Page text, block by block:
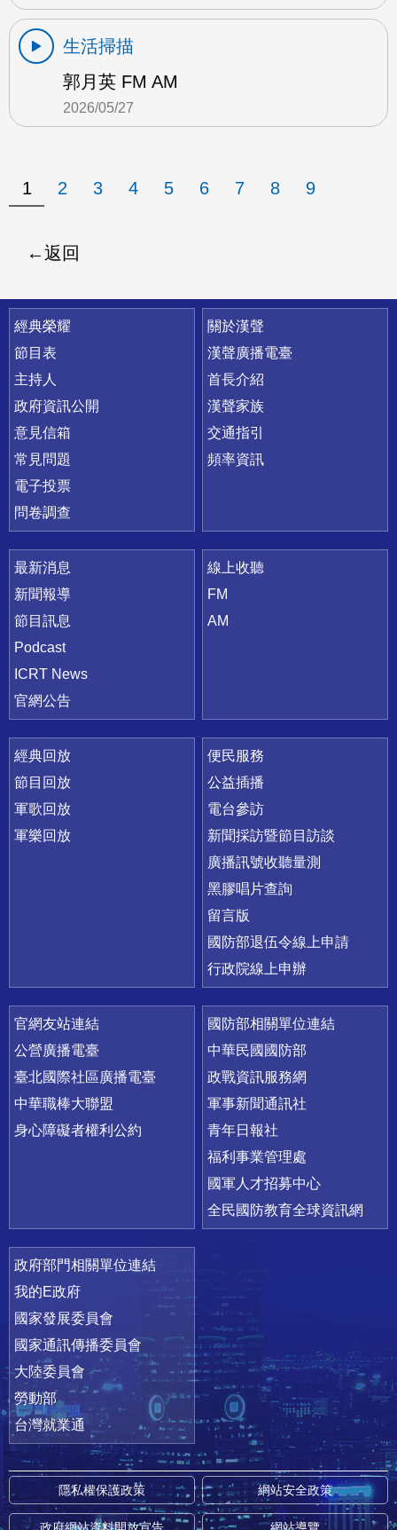
生活掃描
郭月英 FM AM
2026/05/27
1 2 3 4 5 6 7 8 9
返回
快速連結
經典榮耀
節目表
主持人
政府資訊公開
意見信箱
常見問題
電子投票
問卷調查
關於漢聲
漢聲廣播電臺
首長介紹
漢聲家族
交通指引
頻率資訊
最新消息
新聞報導
節目訊息
Podcast
ICRT News
官網公告
線上收聽
FM
AM
經典回放
節目回放
軍歌回放
軍樂回放
便民服務
公益插播
電台參訪
新聞採訪暨節目訪談
廣播訊號收聽量測
黑膠唱片查詢
留言版
國防部退伍令線上申請
行政院線上申辦
官網友站連結
公營廣播電臺
臺北國際社區廣播電臺
中華職棒大聯盟
身心障礙者權利公約
國防部相關單位連結
中華民國國防部
政戰資訊服務網
軍事新聞通訊社
青年日報社
福利事業管理處
國軍人才招募中心
全民國防教育全球資訊網
政府部門相關單位連結
我的E政府
國家發展委員會
國家通訊傳播委員會
大陸委員會
勞動部
台灣就業通
隱私權保護政策 網站安全政策